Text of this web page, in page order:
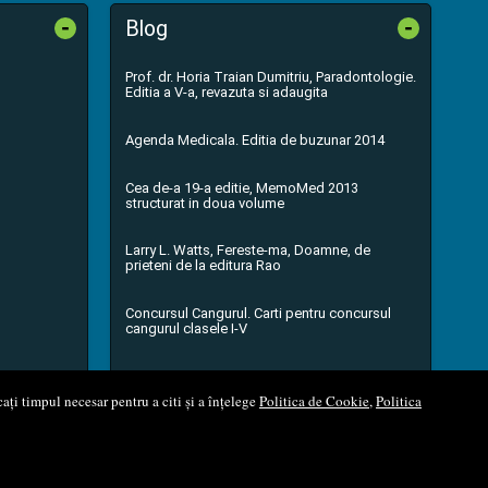
timpul necesar pentru a citi și a înțelegePolitica de Cookie,Politica
- Blog -
Prof. dr. Horia Traian Dumitriu, Paradontologie.
Editia a V-a, revazuta si adaugita
Agenda Medicala. Editia de buzunar 2014
Cea de-a 19-a editie, MemoMed 2013
structurat in doua volume
Larry L. Watts, Fereste-ma, Doamne, de
prieteni de la editura Rao
Concursul Cangurul. Carti pentru concursul
cangurul clasele I-V